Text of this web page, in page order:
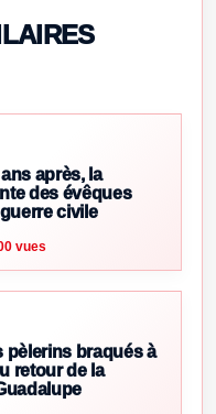
après, la
des évêques
civile
vues
pèlerins braqués à
retour de la